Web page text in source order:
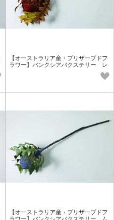
【オーストラリア産・プリザーブドフ
ラワー】バンクシアバクステリー レ
【オーストラリア産・プリザーブドフ